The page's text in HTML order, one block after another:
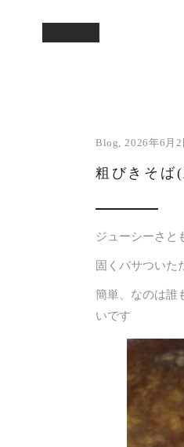
Blog 2026年6月2
粗びきそば
ジューシーさと
固くバサつ
簡単、なのは
いです